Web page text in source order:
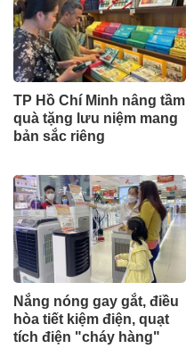
TP Hồ Chí Minh nâng tầm
quà tặng lưu niệm mang
bản sắc riêng
Nắng nóng gay gắt, điều
hòa tiết kiệm điện, quạt
tích điện "cháy hàng"